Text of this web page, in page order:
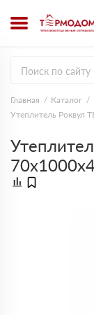
Главная Каталог
Утеплитель Роквул